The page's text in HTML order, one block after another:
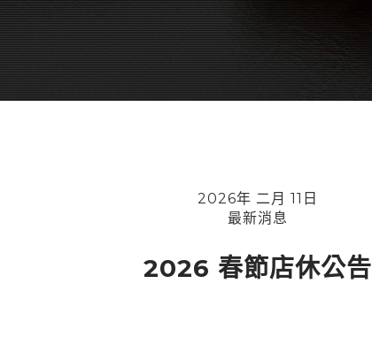
2026年 二月 11日
最新消息
2026 春節店休公告